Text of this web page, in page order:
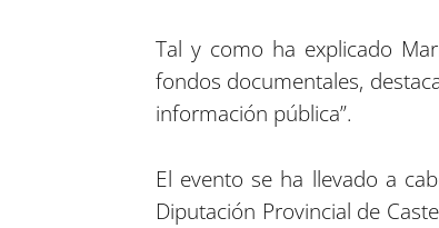
Tal y como ha explicado
fondos documentales,
información pública”.
El evento se ha llevado a
Diputación Provincial de